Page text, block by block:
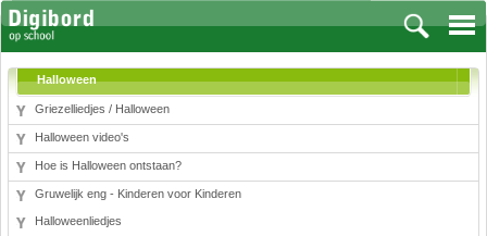
Vakken
Aardrijkskunde
Biologie
Halloween
Griezelliedjes / Halloween
Halloween video's
Hoe is Halloween ontstaan?
Gruwelijk eng - Kinderen voor Kinderen
Halloweenliedjes